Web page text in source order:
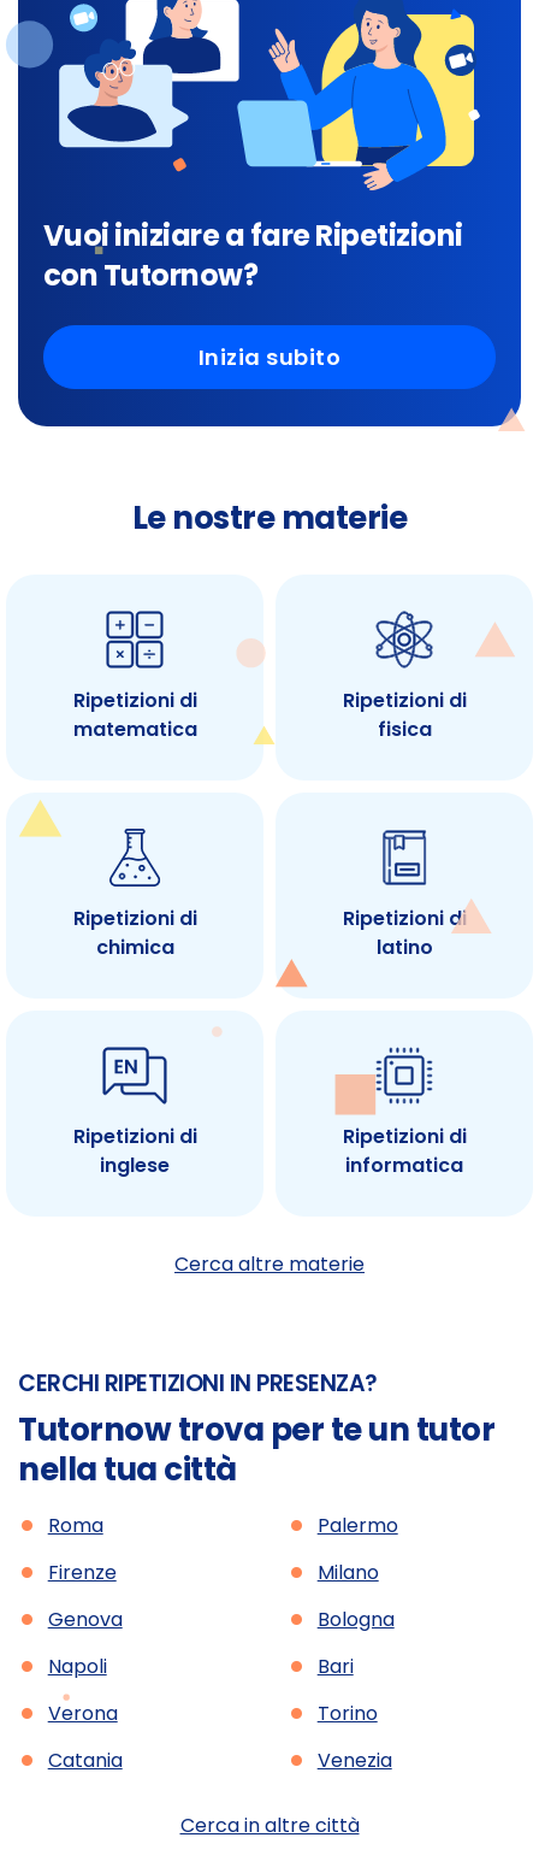
Vuoi iniziare a fare Ripetizioni
con Tutornow?
Inizia subito
Le nostre materie
Ripetizioni di
matematica
Ripetizioni di
fisica
Ripetizioni di
chimica
Ripetizioni di
latino
Ripetizioni di
inglese
Ripetizioni di
informatica
Cerca altre materie
CERCHI RIPETIZIONI IN PRESENZA?
Tutornow trova per te un tutor
nella tua città
• Roma • Palermo
• Firenze • Milano
• Genova • Bologna
• Napoli • Bari
• Verona • Torino
• Catania • Venezia
Cerca in altre città